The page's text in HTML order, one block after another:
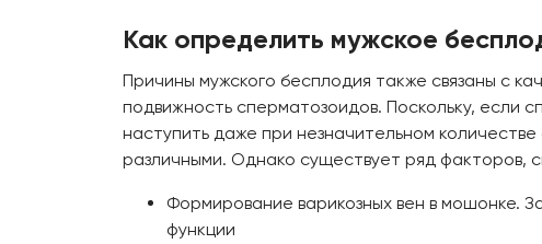
Как определить мужское
Причины мужского бесплодия также связаны с
подвижность сперматозоидов. Поскольку, если
наступить даже при незначительном
различными. Однако существует ряд факторов,
Формирование варикозных вен в мошонке.
функции